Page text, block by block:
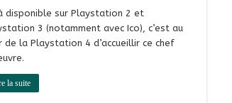
disponible sur Playstation 2 et
3 (notamment avec Ico), c’est au
de la Playstation 4 d’accueillir ce chef
la suite